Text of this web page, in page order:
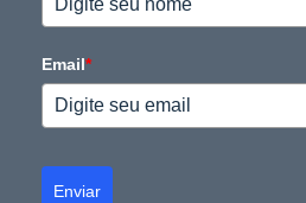
Email*
Enviar